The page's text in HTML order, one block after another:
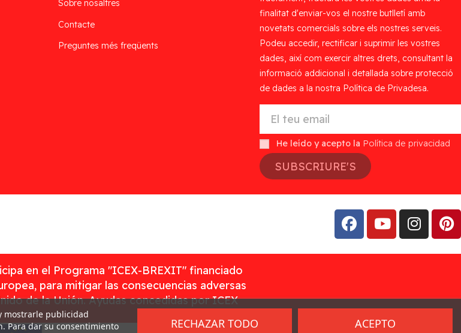
Sobre nosaltres
Contacte
Preguntes més freqüents
finalitat d'enviar-vos el nostre butlletí amb
novetats comercials sobre els nostres serveis.
Podeu accedir, rectificar i suprimir les vostres
dades, així com exercir altres drets, consultant la
informació addicional i detallada sobre protecció
de dades a la nostra Política de Privadesa.
He leído y acepto la Política de privacidad
SUBSCRIURE'S
en el Programa "ICEX-BREXIT" financiado
para mitigar las consecuencias adversas
de la Unión. Ayudas concedidas por ICEX
mostrarle publicidad
Para dar su consentimiento
RECHAZAR TODO ACEPTO